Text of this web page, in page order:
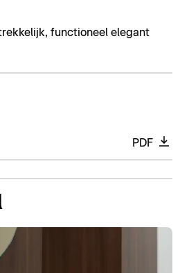
functioneel elegant
PDF